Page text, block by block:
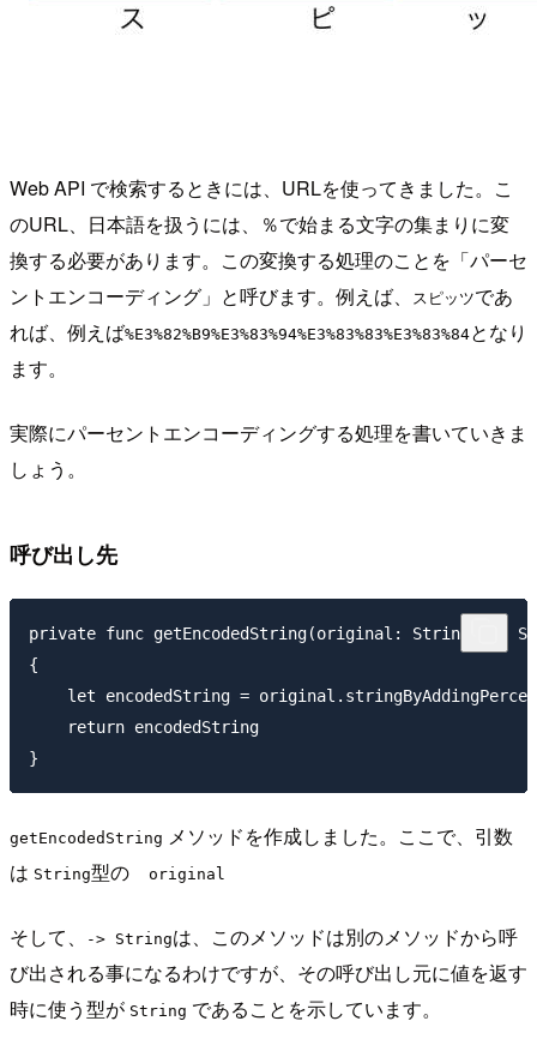
Web API で検索するときには、URLを使ってきました。こ
のURL、日本語を扱うには、％で始まる文字の集まりに変
換する必要があります。この変換する処理のことを「パーセ
ントエンコーディング」と呼びます。例えば、
スピッツであ
れば、例えば%E3%82%B9%E3%83%94%E3%83%83%E3%83%84となり
ます。
実際にパーセントエンコーディングする処理を書いていきま
しょう。
呼び出し先
private func getEncodedString(original: String) ->
{
let encodedString =
    return encodedString
getEncodedString メソッドを作成しました。ここで、引数
は String型の original
そして、 -> Stringは、このメソッドは別のメソッドから呼
び出される事になるわけですが、その呼び出し元に値を返す
時に使う型が String であることを示しています。